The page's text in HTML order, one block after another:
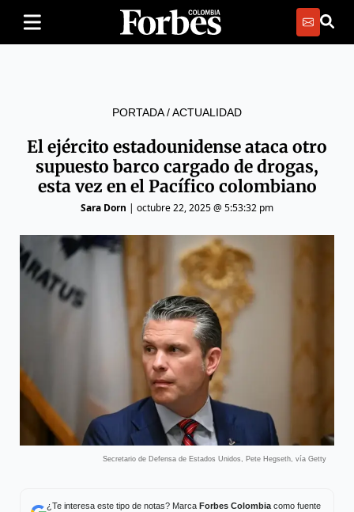
PORTADA/ACTUALIDAD
El ejército estadounidense ataca otro
supuesto barco cargado de drogas,
esta vez en el Pacífico colombiano
Sara Dorn | octubre 22, 2025 @ 5:53:32 pm
Secretario de Defensa de Estados Unidos, Pete Hegseth, vía Getty
¿Te interesa este tipo de notas? Marca Forbes Colombiacomo fuente